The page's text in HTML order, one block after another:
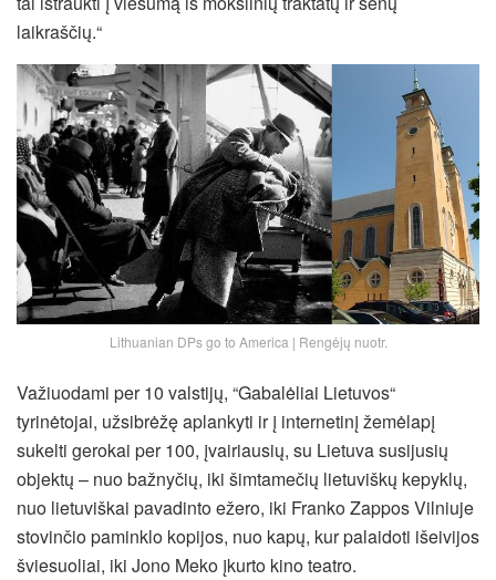
laikraščių.“
Lithuanian DPs go to America | Rengėjų nuotr.
Važiuodami per 10 valstijų, “Gabalėliai Lietuvos“
tyrinėtojai, užsibrėžę aplankyti ir į internetinį žemėlapį
sukelti gerokai per 100, įvairiausių, su Lietuva susijusių
objektų – nuo bažnyčių, iki šimtamečių lietuviškų kepyklų,
nuo lietuviškai pavadinto ežero, iki Franko Zappos Vilniuje
stovinčio paminklo kopijos, nuo kapų, kur palaidoti išeivijos
šviesuoliai, iki Jono Meko įkurto kino teatro.